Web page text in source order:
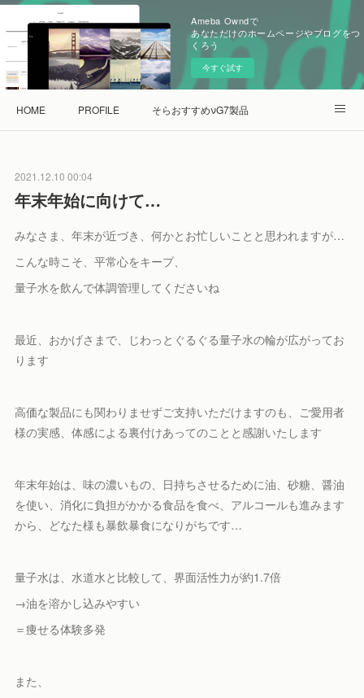
Ameba Owndで
あなただけのホームページやブログをつ
くろう
今すぐ試す
HOME PROFILE そらおすすめνG7製品
2021.12.10 00:04
年末年始に向けて…
みなさま、年末が近づき、何かとお忙しいことと思われますが…
こんな時こそ、平常心をキープ、
量子水を飲んで体調管理してくださいね
最近、おかげさまで、じわっとぐるぐる量子水の輪が広がってお
ります
高価な製品にも関わりませずご支持いただけますのも、ご愛用者
様の実感、体感による裏付けあってのことと感謝いたします
年末年始は、味の濃いもの、日持ちさせるために油、砂糖、醤油
を使い、消化に負担がかかる食品を食べ、アルコールも進みます
から、どなた様も暴飲暴食になりがちです…
量子水は、水道水と比較して、界面活性力が約1.7倍
→油を溶かし込みやすい
＝痩せる体験多発
また、